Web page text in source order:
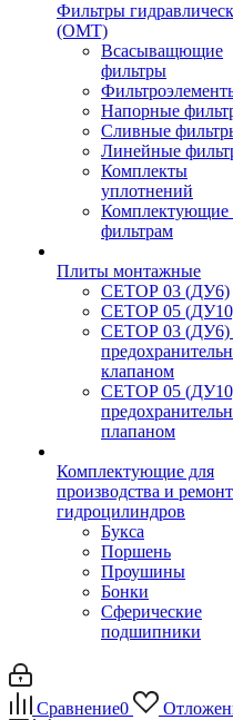
Фильтры
(OMT)
Всасыващющие
фильтры
Напорные
Сливные
Линейные
Комплекты
уплотнений
Комплектующие
фильтрам
Плиты монтажные
CЕТОР 03 (ДУ6)
CЕТОР 05
CЕТОР 03 (ДУ6)
клапаном
CЕТОР 05
плапаном
Комплектующие для
производства и
гидроцилиндров
Букса
Поршень
Проушины
Бонки
Сферические
подшипники
Сравнение0